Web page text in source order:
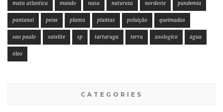
mata atlantica mundo nasa natureza nordeste pandemia
pantanal peixe planta plantas poluição queimadas
sao paulo satelite sp tartaruga terra zoologico água
óleo
CATEGORIES